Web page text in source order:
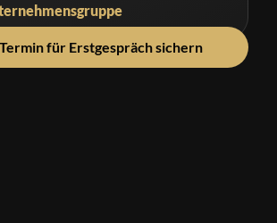
für Erstgespräch sichern